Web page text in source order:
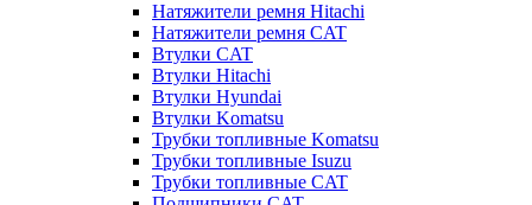
Натяжители ремня Hitachi
Натяжители ремня CAT
Втулки CAT
Втулки Hitachi
Втулки Hyundai
Втулки Komatsu
Трубки топливные Komatsu
Трубки топливные Isuzu
Трубки топливные CAT